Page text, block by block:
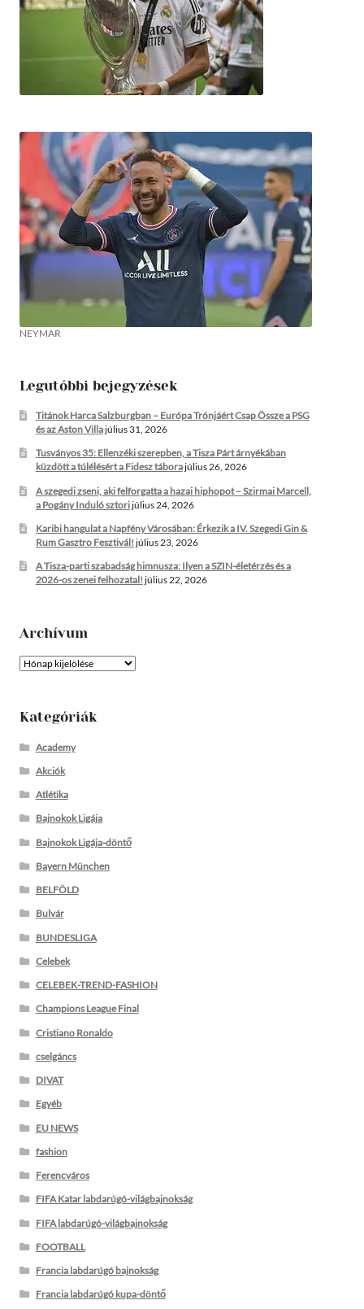
NEYMAR
Legutóbbi bejegyzések
Titánok Harca Salzburgban – Európa Trónjáért Csap Össze a PSG
és az Aston Villajúlius 31, 2026
Tusványos 35: Ellenzéki szerepben, a Tisza Párt árnyékában
küzdött a túlélésért a Fidesz táborajúlius 26, 2026
A szegedi zseni, aki felforgatta a hazai hiphopot – Szirmai Marcell,
a Pogány Induló sztorijúlius 24, 2026
Karibi hangulat a Napfény Városában: Érkezik a IV. Szegedi Gin &
Rum Gasztro Fesztivál! július 23, 2026
A Tisza-parti szabadság himnusza: Ilyen a SZIN-életérzés és a
2026-os zenei felhozatal! július 22, 2026
Archívum
Archívum
Kategóriák
Academy
Akciók
Atlétika
Bajnokok Ligája
Bajnokok Ligája-döntő
Bayern München
BELFÖLD
Bulvár
BUNDESLIGA
Celebek
CELEBEK-TREND-FASHION
Champions League Final
Cristiano Ronaldo
cselgáncs
DIVAT
Egyéb
EU NEWS
fashion
Ferencváros
FIFA Katar labdarúgó-világbajnokság
FIFA labdarúgó-világbajnokság
FOOTBALL
Francia labdarúgó bajnokság
Francia labdarúgó kupa-döntő